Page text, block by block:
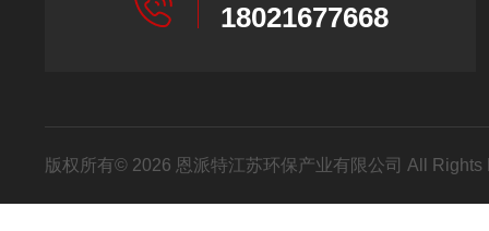
18021677668
版权所有© 2026 恩派特江苏环保产业有限公司 All